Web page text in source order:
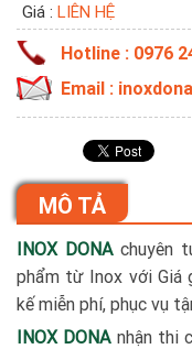
Giá : LIÊN HỆ
Hotline : 0976
Email :
MÔ TẢ
INOX DONAchuyên
phẩm từ Inox với Giá
kế miễn phí, phục vụ
INOX DONAnhận thi